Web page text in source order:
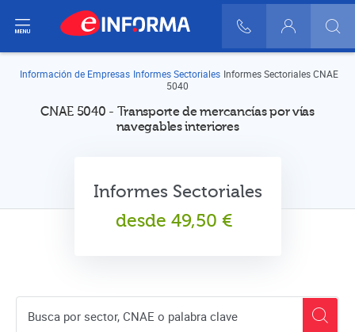
900 10 30 20
Login
Información de Empresas Informes Sectoriales Informes Sectoriales CNAE
5040
CNAE 5040 - Transporte de mercancías por vías
navegables interiores
Informes Sectoriales
desde 49,50 €